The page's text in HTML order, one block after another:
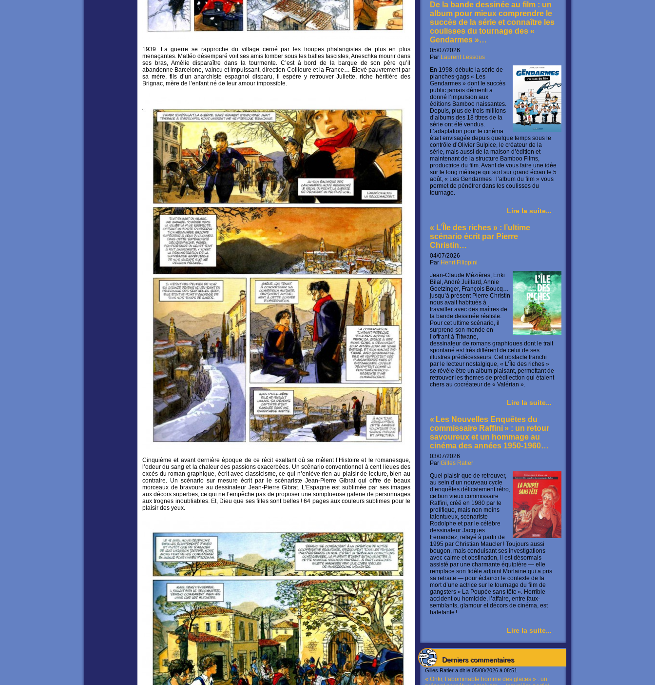
De la bande dessinée au film : un
album pour mieux comprendre le
succès de la série et connaître les
coulisses du tournage des «
Gendarmes »…
05/07/2026
Par Laurent Lessous
En 1998, débute la série de
planches-gags « Les
Gendarmes » dont le succès
public jamais démenti a
donné l’impulsion aux
éditions Bamboo naissantes.
Depuis, plus de trois millions
d’albums des 18 titres de la
série ont été vendus.
L’adaptation pour le cinéma
était envisagée depuis quelque temps sous le
contrôle d’Olivier Sulpice, le créateur de la
série, mais aussi de la maison d’édition et
maintenant de la structure Bamboo Films,
productrice du film. Avant de vous faire une idée
sur le long métrage qui sort sur grand écran le 5
août, « Les Gendarmes : l’album du film » vous
permet de pénétrer dans les coulisses du
tournage.
Lire la suite...
« L’Île des riches » : l’ultime
scénario écrit par Pierre
Christin…
04/07/2026
Par Henri Filippini
Jean-Claude Mézières, Enki
Bilal, André Juillard, Annie
Goetzinger, François Boucq…
jusqu’à présent Pierre Christin
nous avait habitués à
travailler avec des maîtres de
la bande dessinée réaliste.
Pour cet ultime scénario, il
surprend son monde en
l’offrant à Titwane,
dessinateur de romans graphiques dont le trait
spontané est très différent de celui de ses
illustres prédécesseurs. Cet obstacle franchi
par le lecteur nostalgique, « L’Île des riches »
se révèle être un album plaisant, permettant de
retrouver les thèmes de prédilection qui étaient
chers au cocréateur de « Valérian ».
Lire la suite...
« Les Nouvelles Enquêtes du
commissaire Raffini » : un retour
savoureux et un hommage au
cinéma des années 1950-1960…
03/07/2026
Par Gilles Ratier
Quel plaisir que de retrouver,
au sein d’un nouveau cycle
d’enquêtes délicatement rétro,
ce bon vieux commissaire
Raffini, créé en 1980 par le
prolifique, mais non moins
talentueux, scénariste
Rodolphe et par le célèbre
dessinateur Jacques
Ferrandez, relayé à partir de
1995 par Christian Maucler ! Toujours aussi
bougon, mais conduisant ses investigations
avec calme et obstination, il est désormais
assisté par une charmante équipière — elle
remplace son fidèle adjoint Morlaine qui a pris
sa retraite — pour éclaircir le contexte de la
mort d’une actrice sur le tournage du film de
gangsters « La Poupée sans tête ». Horrible
accident ou homicide, l’affaire, entre faux-
semblants, glamour et décors de cinéma, est
haletante !
Lire la suite...
Derniers commentaires
Gilles Ratier a dit le 05/08/2026 à 08:51
« Onkr, l’abominable homme des glaces » : un
1939. La guerre se rapproche du village cerné par les troupes phalangistes de plus en plus
menaçantes. Mattéo désemparé voit ses amis tomber sous les balles fascistes, Aneschka mourir dans
ses bras, Amélie disparaître dans la tourmente. C’est à bord de la barque de son père qu’il
abandonne Barcelone, vaincu et impuissant, direction Collioure et la France… Élevé pauvrement par
sa mère, fils d’un anarchiste espagnol disparu, il espère y retrouver Juliette, riche héritière des
Brignac, mère de l’enfant né de leur amour impossible.
Cinquième et avant dernière époque de ce récit exaltant où se mêlent l’Histoire et le romanesque,
l’odeur du sang et la chaleur des passions exacerbées. Un scénario conventionnel à cent lieues des
excès du roman graphique, écrit avec classicisme, ce qui n’enlève rien au plaisir de lecture, bien au
contraire. Un scénario sur mesure écrit par le scénariste Jean-Pierre Gibrat qui offre de beaux
morceaux de bravoure au dessinateur Jean-Pierre Gibrat. L’Espagne est sublimée par ses images
aux décors superbes, ce qui ne l’empêche pas de proposer une somptueuse galerie de personnages
aux trognes inoubliables. Et, Dieu que ses filles sont belles ! 64 pages aux couleurs sublimes pour le
plaisir des yeux.